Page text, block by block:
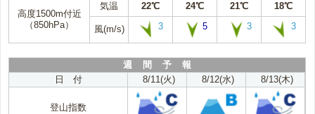
高度1500m付近
（850hPa）
気温 22℃ 24℃ 21℃ 18℃
風(m/s) 3 5 3 3
週 間 予 報
日 付
8/11(火) 8/12(水) 8/13(木)
登山指数